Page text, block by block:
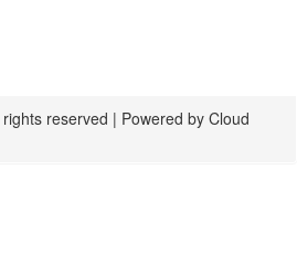
reserved | Powered by Cloud